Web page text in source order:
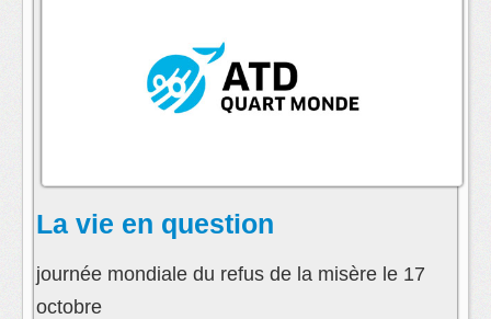
La vie en question
journée mondiale du refus de la misère le 17
octobre